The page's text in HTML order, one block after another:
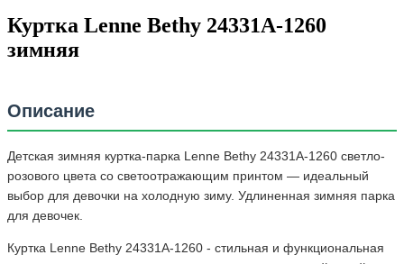
Куртка Lenne Bethy 24331A-1260
зимняя
Описание
Детская зимняя куртка-парка Lenne Bethy 24331A-1260 светло-
розового цвета со светоотражающим принтом — идеальный
выбор для девочки на холодную зиму. Удлиненная зимняя парка
для девочек.
Куртка Lenne Bethy 24331A-1260 - стильная и функциональная